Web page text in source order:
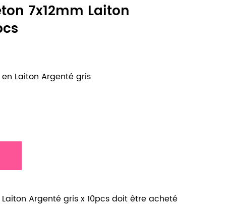
7x12mm Laiton
Laiton Argenté gris
Argenté gris x 10pcs doit être acheté